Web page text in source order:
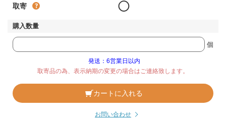
取寄 ◯
個
発送：6営業日以内
取寄品の為、表示納期の変更の場合はご連絡致します。
カートに入れる
お問い合わせ